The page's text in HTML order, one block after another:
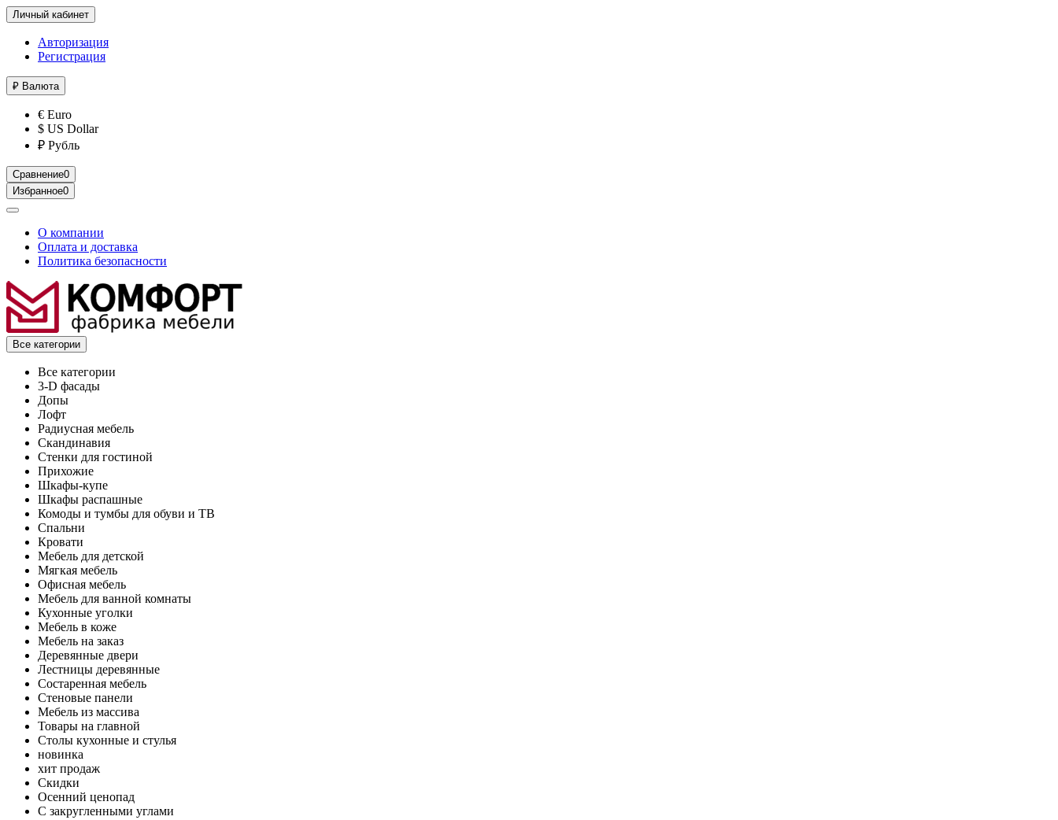
Личный кабинет
Авторизация
Регистрация
₽ Валюта
€ Euro
$ US Dollar
₽ Рубль
Сравнение0
Избранное0
О компании
Оплата и доставка
Политика безопасности
Все категории
Все категории
3-D фасады
Допы
Лофт
Радиусная мебель
Скандинавия
Стенки для гостиной
Прихожие
Шкафы-купе
Шкафы распашные
Комоды и тумбы для обуви и ТВ
Спальни
Кровати
Мебель для детской
Мягкая мебель
Офисная мебель
Мебель для ванной комнаты
Кухонные уголки
Мебель в коже
Мебель на заказ
Деревянные двери
Лестницы деревянные
Состаренная мебель
Стеновые панели
Мебель из массива
Товары на главной
Столы кухонные и стулья
новинка
хит продаж
Скидки
Осенний ценопад
С закругленными углами